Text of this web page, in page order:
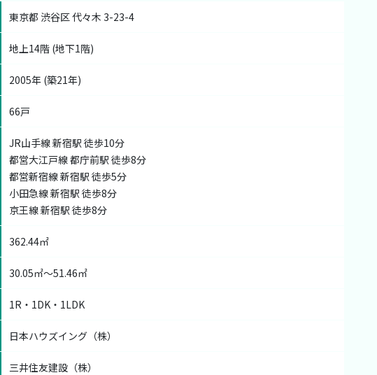
東京都 渋谷区 代々木 3-23-4
地上14階 (地下1階)
2005年 (築21年)
66戸
JR山手線 新宿駅 徒歩10分
都営大江戸線 都庁前駅 徒歩8分
都営新宿線 新宿駅 徒歩5分
小田急線 新宿駅 徒歩8分
京王線 新宿駅 徒歩8分
362.44㎡
30.05㎡〜51.46㎡
1R・1DK・1LDK
日本ハウズイング（株）
三井住友建設（株）